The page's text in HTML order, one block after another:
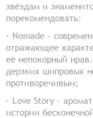
звёздам и
порекомендовать:
· Nomade –
отражающее
её непокорный
дерзких шипровых
противоречивым;
· Love Story –
истории